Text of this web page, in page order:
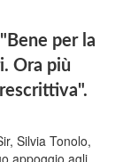
per la
Ora più
Silvia Tonolo,
appoggio agli